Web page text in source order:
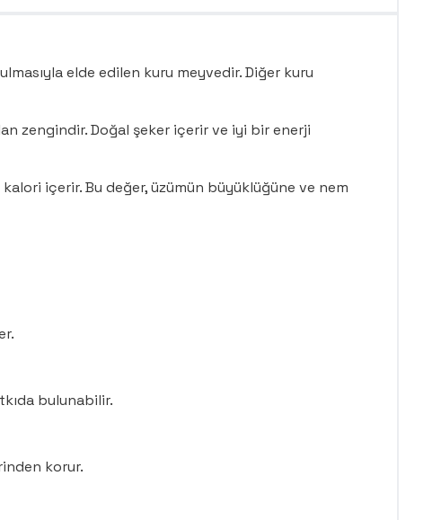
elde edilen kuru meyvedir. Diğer kuru
zengindir. Doğal şeker içerir ve iyi bir enerji
içerir. Bu değer, üzümün büyüklüğüne ve nem
bulunabilir.
korur.